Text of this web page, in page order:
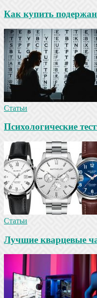
Как купить
Статьи
Психологические
Статьи
Лучшие кварцевые